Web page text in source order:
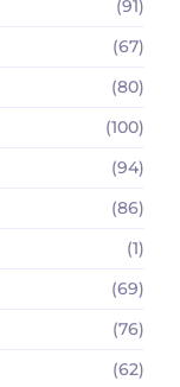
(91)
(67)
(80)
(100)
(94)
(86)
(1)
(69)
(76)
(62)